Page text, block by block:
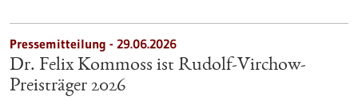
Pressemitteilung - 29.06.2026
Dr. Felix Kommoss ist Rudolf-Virchow-
Preisträger 2026